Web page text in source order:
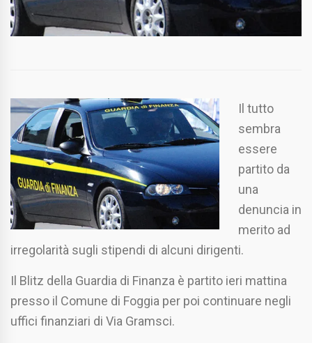
Il tutto
sembra
essere
partito da
una
denuncia in
merito ad
irregolarità sugli stipendi di alcuni dirigenti.
Il Blitz della Guardia di Finanza è partito ieri mattina
presso il Comune di Foggia per poi continuare negli
uffici finanziari di Via Gramsci.